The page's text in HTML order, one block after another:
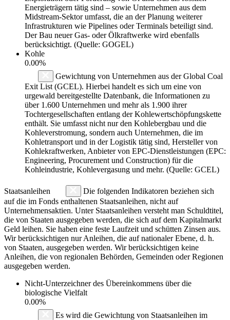
Energieträgern tätig sind – sowie Unternehmen aus dem
Midstream-Sektor umfasst, die an der Planung weiterer
Infrastrukturen wie Pipelines oder Terminals beteiligt sind.
Der Bau neuer Gas- oder Ölkraftwerke wird ebenfalls
berücksichtigt. (Quelle: GOGEL)
Kohle
0.00%
Gewichtung von Unternehmen aus der Global Coal
Exit List (GCEL). Hierbei handelt es sich um eine von
urgewald bereitgestellte Datenbank, die Informationen zu
über 1.600 Unternehmen und mehr als 1.900 ihrer
Tochtergesellschaften entlang der Kohlewertschöpfungskette
enthält. Sie umfasst nicht nur den Kohlebergbau und die
Kohleverstromung, sondern auch Unternehmen, die im
Kohletransport und in der Logistik tätig sind, Hersteller von
Kohlekraftwerken, Anbieter von EPC-Dienstleistungen (EPC:
Engineering, Procurement und Construction) für die
Kohleindustrie, Kohlevergasung und mehr. (Quelle: GCEL)
Staatsanleihen
Die folgenden Indikatoren beziehen sich
auf die im Fonds enthaltenen Staatsanleihen, nicht auf
Unternehmensaktien. Unter Staatsanleihen versteht man Schuldtitel,
die von Staaten ausgegeben werden, die sich auf dem Kapitalmarkt
Geld leihen. Sie haben eine feste Laufzeit und schütten Zinsen aus.
Wir berücksichtigen nur Anleihen, die auf nationaler Ebene, d. h.
von Staaten, ausgegeben werden. Wir berücksichtigen keine
Anleihen, die von regionalen Behörden, Gemeinden oder Regionen
ausgegeben werden.
Nicht-Unterzeichner des Übereinkommens über die
biologische Vielfalt
0.00%
Es wird die Gewichtung von Staatsanleihen im